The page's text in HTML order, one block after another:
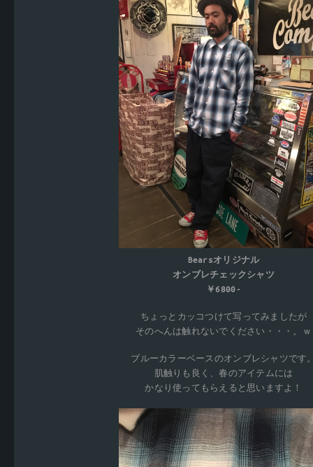
Bearsオリジナル
オンブレチェックシャツ
￥6800-
ちょっとカッコつけて写ってみましたが
そのへんは触れないでください・・・。ｗ
ブルーカラーベースのオンブレシャツです
肌触りも良く、春のアイテムには
かなり使ってもらえると思いますよ！